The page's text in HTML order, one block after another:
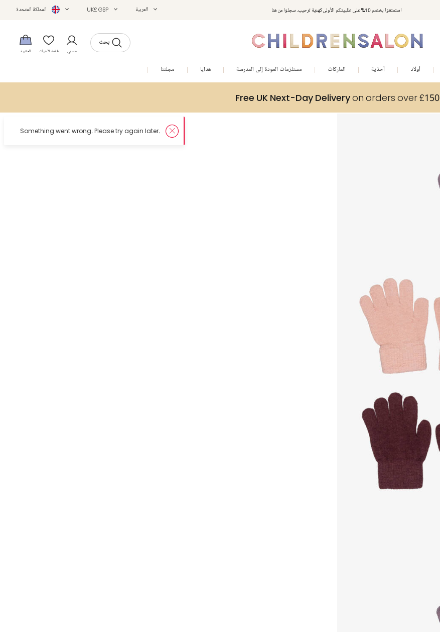
استمتعوا بخصم 10% على طلبيتكم الأولى كهدية ترحيب. سجلوا من هنا العربية UK£ GBP المملكة المتحدة
بحث
حسابي قائمة الأمنيات الحقيبة
أولاد أحذية الماركات مستلزمات العودة إلى المدرسة هدايا مجلتنا
Free UK Next-Day Deliveryon orders over £150